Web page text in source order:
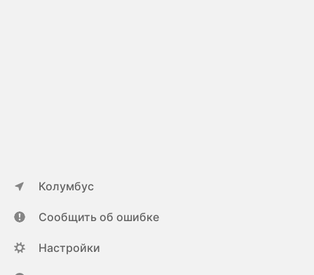
Колумбус
Сообщить об ошибке
Настройки